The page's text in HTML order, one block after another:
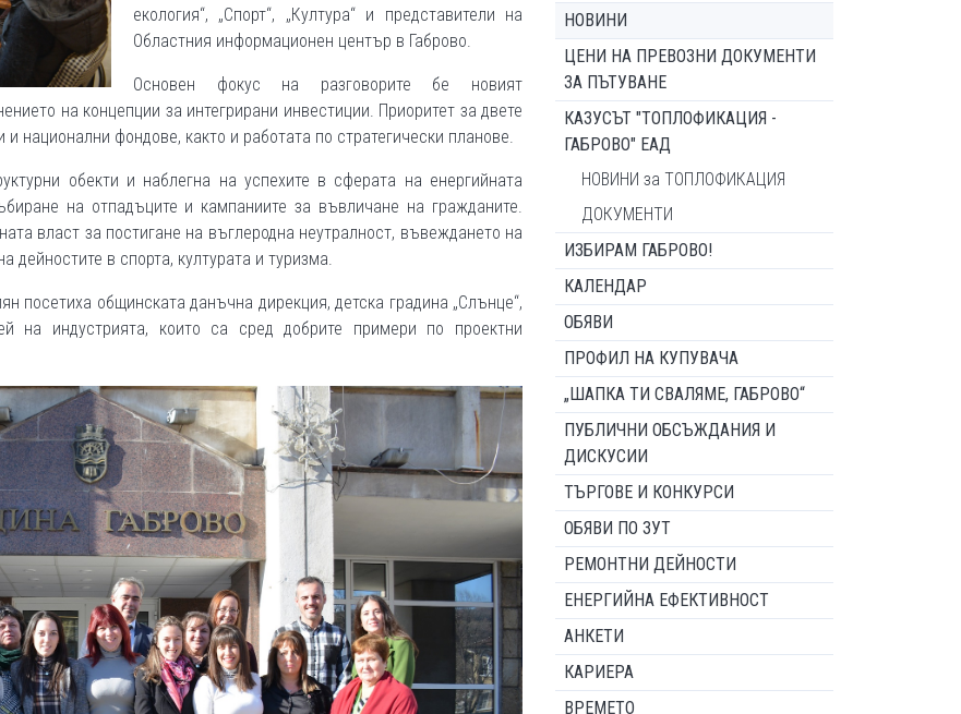
екология“, „Спорт“, „Култура“ и представители на
Областния информационен център в Габрово.
Основен фокус на разговорите бе новият
на концепции за интегрирани инвестиции. Приоритет за двете
национални фондове, както и работата по стратегически планове.
обекти и наблегна на успехите в сферата на енергийната
на отпадъците и кампаниите за въвличане на гражданите.
власт за постигане на въглеродна неутралност, въвеждането на
дейностите в спорта, културата и туризма.
посетиха общинската данъчна дирекция, детска градина „Слънце“,
на индустрията, които са сред добрите примери по проектни
НОВИНИ
ЦЕНИ НА ПРЕВОЗНИ ДОКУМЕНТИ
ЗА ПЪТУВАНЕ
КАЗУСЪТ "ТОПЛОФИКАЦИЯ -
ГАБРОВО" ЕАД
НОВИНИ за ТОПЛОФИКАЦИЯ
ДОКУМЕНТИ
ИЗБИРАМ ГАБРОВО!
КАЛЕНДАР
ОБЯВИ
ПРОФИЛ НА КУПУВАЧА
„ШАПКА ТИ СВАЛЯМЕ, ГАБРОВО“
ПУБЛИЧНИ ОБСЪЖДАНИЯ И
ДИСКУСИИ
ТЪРГОВЕ И КОНКУРСИ
ОБЯВИ ПО ЗУТ
РЕМОНТНИ ДЕЙНОСТИ
ЕНЕРГИЙНА ЕФЕКТИВНОСТ
АНКЕТИ
КАРИЕРА
ВРЕМЕТО